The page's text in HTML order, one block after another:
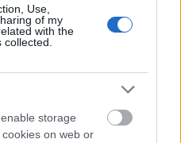
Use,
of my
with the
storage
on web or
y Silva? ¿Cuál es el estado de
hora en nuestra cuenta atrás